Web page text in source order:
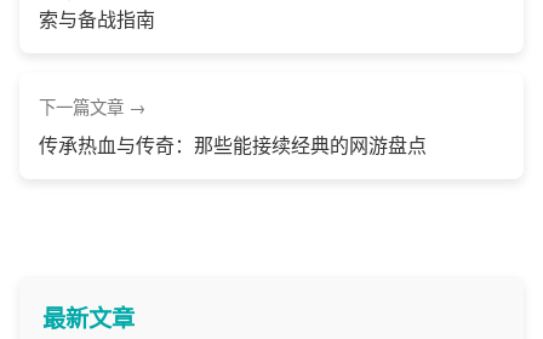
索与备战指南
下一篇文章
传承热血与传奇：那些能接续经典的网游盘点
最新文章